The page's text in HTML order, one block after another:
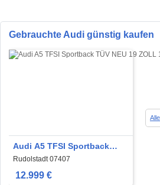
Gebrauchte Audi günstig kaufen
Audi A5 TFSI Sportback
TÜV NEU 19 ZOLL
Rudolstadt 07407
12.999 €